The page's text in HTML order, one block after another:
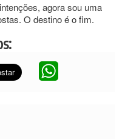
agora sou uma
O destino é o fim.